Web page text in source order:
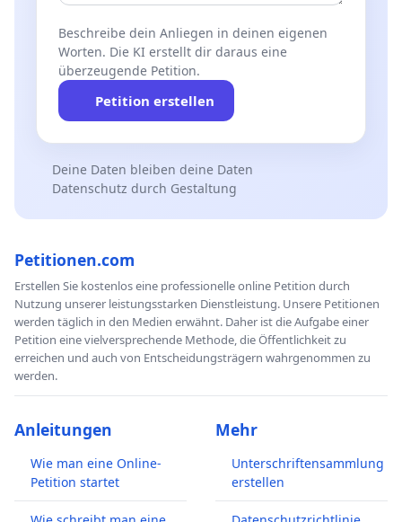
Beschreibe dein Anliegen in deinen eigenen
Worten. Die KI erstellt dir daraus eine
überzeugende Petition.
Petition erstellen
Deine Daten bleiben deine Daten
Datenschutz durch Gestaltung
Petitionen.com
Erstellen Sie kostenlos eine professionelle online Petition durch
Nutzung unserer leistungsstarken Dienstleistung. Unsere Petitionen
werden täglich in den Medien erwähnt. Daher ist die Aufgabe einer
Petition eine vielversprechende Methode, die Öffentlichkeit zu
erreichen und auch von Entscheidungsträgern wahrgenommen zu
werden.
Anleitungen
Wie man eine Online-
Petition startet
Mehr
Unterschriftensammlung
erstellen